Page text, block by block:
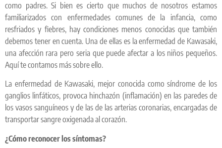
como padres. Si bien es cierto que muchos de nosotros estamos
familiarizados con enfermedades comunes de la infancia, como
resfriados y fiebres, hay condiciones menos conocidas que también
debemos tener en cuenta. Una de ellas es la enfermedad de Kawasaki,
una afección rara pero seria que puede afectar a los niños pequeños.
Aquí te contamos más sobre ello.
La enfermedad de Kawasaki, mejor conocida como síndrome de los
ganglios linfáticos, provoca hinchazón (inflamación) en las paredes de
los vasos sanguíneos y de las de las arterias coronarias, encargadas de
transportar sangre oxigenada al corazón.
¿Cómo reconocer los síntomas?